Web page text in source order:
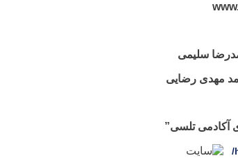
سلیمی
مهدی رضایی
آکادمی تلسی”